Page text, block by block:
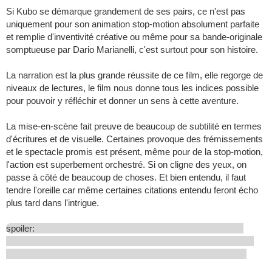
Si Kubo se démarque grandement de ses pairs, ce n'est pas
uniquement pour son animation stop-motion absolument parfaite
et remplie d'inventivité créative ou même pour sa bande-originale
somptueuse par Dario Marianelli, c'est surtout pour son histoire.
La narration est la plus grande réussite de ce film, elle regorge de
niveaux de lectures, le film nous donne tous les indices possible
pour pouvoir y réfléchir et donner un sens à cette aventure.
La mise-en-scène fait preuve de beaucoup de subtilité en termes
d'écritures et de visuelle. Certaines provoque des frémissements
et le spectacle promis est présent, même pour de la stop-motion,
l'action est superbement orchestré. Si on cligne des yeux, on
passe à côté de beaucoup de choses. Et bien entendu, il faut
tendre l'oreille car même certaines citations entendu feront écho
plus tard dans l'intrigue.
spoiler: